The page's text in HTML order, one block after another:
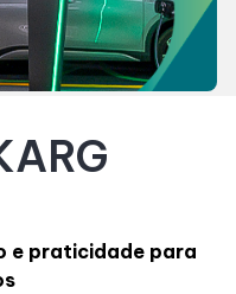
e praticidade para